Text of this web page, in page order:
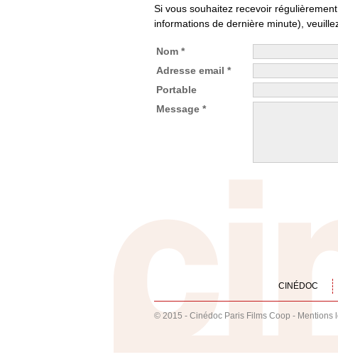
Si vous souhaitez recevoir
informations de dernière minute),
Nom *
Adresse email *
Portable
Message *
CINÉDOC
© 2015 - Cinédoc Paris Films Coop - Mentions